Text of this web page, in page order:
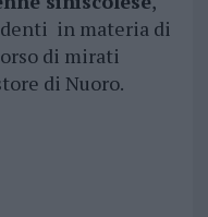
in materia di
di mirati
di Nuoro.